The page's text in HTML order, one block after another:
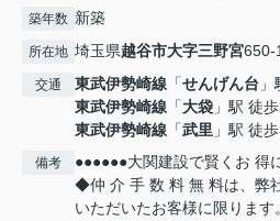
築年数 新築
所在地 埼玉県越谷市大字三野宮650-
交通 東武伊勢崎線 「せんげん台
東武伊勢崎線 「大袋 」駅 徒
東武伊勢崎線 「武里 」駅 徒
備考
●●●●●●大関建設で賢くお 得
◆仲 介 手 数 料 無 料は、弊
いただいたお客様に限ります。